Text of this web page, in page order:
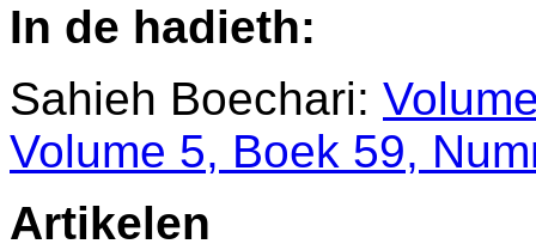
In de hadieth:
Sahieh Boechari:
Volume 5, Boek 59,
Artikelen